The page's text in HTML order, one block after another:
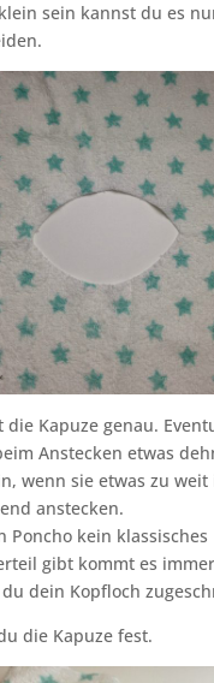
sein kannst du es
die Kapuze genau.
Anstecken etwas
wenn sie etwas zu
anstecken.
Poncho kein klassisches
gibt kommt es
dein Kopfloch
die Kapuze fest.